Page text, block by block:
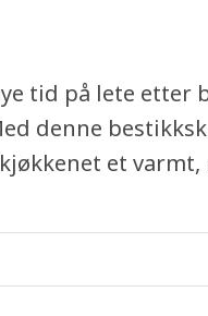
tid på lete etter
denne
et